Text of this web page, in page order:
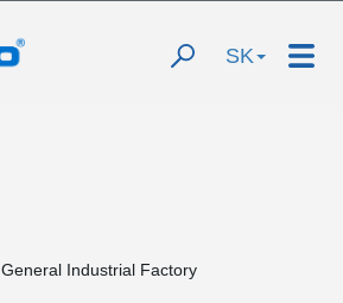
SK
General Industrial Factory